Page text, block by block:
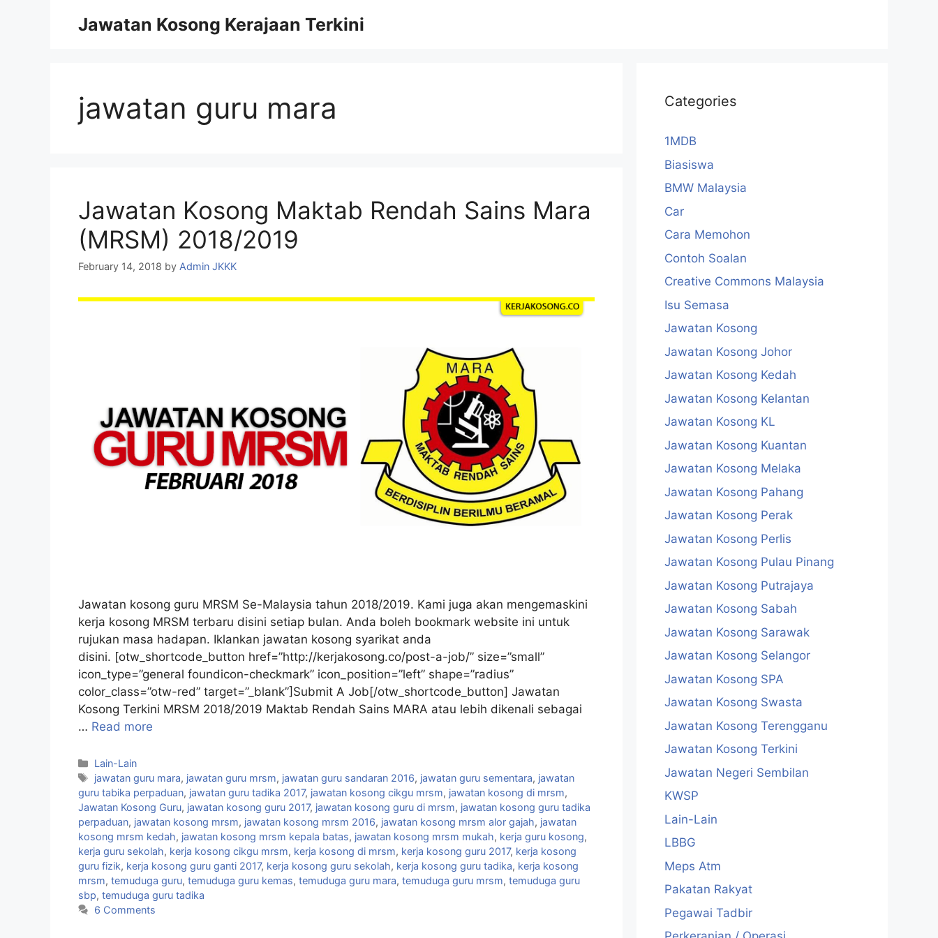
Jawatan Kosong Kerajaan Terkini
jawatan guru mara
Jawatan Kosong Maktab Rendah Sains Mara
(MRSM) 2018/2019
February 14, 2018 by Admin JKKK
Jawatan kosong guru MRSM Se-Malaysia tahun 2018/2019. Kami juga akan mengemaskini
kerja kosong MRSM terbaru disini setiap bulan. Anda boleh bookmark website ini untuk
rujukan masa hadapan. Iklankan jawatan kosong syarikat anda
disini. [otw_shortcode_button href=”http://kerjakosong.co/post-a-job/” size=”small”
icon_type=”general foundicon-checkmark” icon_position=”left” shape=”radius”
color_class=”otw-red” target=”_blank”]Submit A Job[/otw_shortcode_button] Jawatan
Kosong Terkini MRSM 2018/2019 Maktab Rendah Sains MARA atau lebih dikenali sebagai
… Read more
Categories
Lain-Lain
Tags
jawatan guru mara, jawatan guru mrsm, jawatan guru sandaran 2016, jawatan guru sementara, jawatan
guru tabika perpaduan, jawatan guru tadika 2017, jawatan kosong cikgu mrsm, jawatan kosong di mrsm,
Jawatan Kosong Guru, jawatan kosong guru 2017, jawatan kosong guru di mrsm, jawatan kosong guru tadika
perpaduan, jawatan kosong mrsm, jawatan kosong mrsm 2016, jawatan kosong mrsm alor gajah, jawatan
kosong mrsm kedah, jawatan kosong mrsm kepala batas, jawatan kosong mrsm mukah, kerja guru kosong,
kerja guru sekolah, kerja kosong cikgu mrsm, kerja kosong di mrsm, kerja kosong guru 2017, kerja kosong
guru fizik, kerja kosong guru ganti 2017, kerja kosong guru sekolah, kerja kosong guru tadika, kerja kosong
mrsm, temuduga guru, temuduga guru kemas, temuduga guru mara, temuduga guru mrsm, temuduga guru
sbp, temuduga guru tadika
6 Comments
Categories
1MDB
Biasiswa
BMW Malaysia
Car
Cara Memohon
Contoh Soalan
Creative Commons Malaysia
Isu Semasa
Jawatan Kosong
Jawatan Kosong Johor
Jawatan Kosong Kedah
Jawatan Kosong Kelantan
Jawatan Kosong KL
Jawatan Kosong Kuantan
Jawatan Kosong Melaka
Jawatan Kosong Pahang
Jawatan Kosong Perak
Jawatan Kosong Perlis
Jawatan Kosong Pulau Pinang
Jawatan Kosong Putrajaya
Jawatan Kosong Sabah
Jawatan Kosong Sarawak
Jawatan Kosong Selangor
Jawatan Kosong SPA
Jawatan Kosong Swasta
Jawatan Kosong Terengganu
Jawatan Kosong Terkini
Jawatan Negeri Sembilan
KWSP
Lain-Lain
LBBG
Meps Atm
Pakatan Rakyat
Pegawai Tadbir